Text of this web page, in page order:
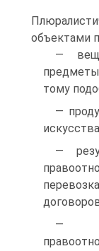
объектами
—
тому
—
—
—